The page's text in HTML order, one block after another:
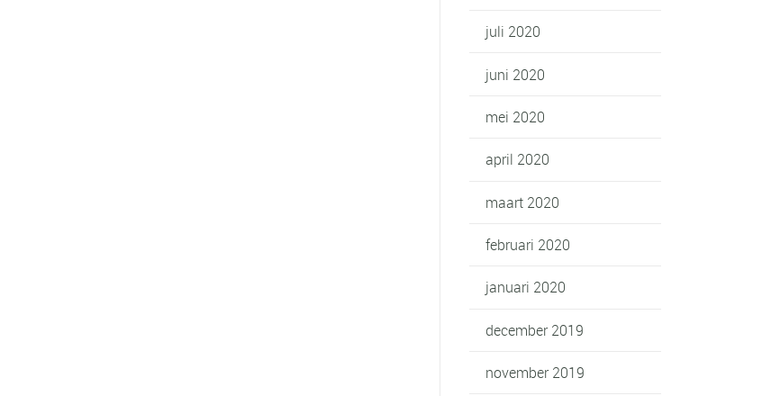
juli 2020
juni 2020
mei 2020
april 2020
maart 2020
februari 2020
januari 2020
december 2019
november 2019